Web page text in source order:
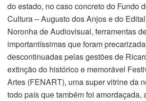
do estado, no caso concreto do Fundo
Cultura – Augusto dos Anjos e do
Noronha de Audiovisual, ferramentas
importantíssimas que foram
descontinuadas pelas gestões de
extinção do histórico e memorável
Artes (FENART), uma super vitrine da
todo país que também foi amordaçada,